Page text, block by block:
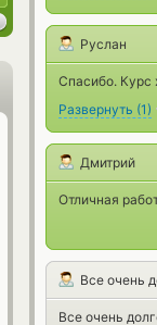
Руслан
Спасибо. Курс
Развернуть (1)
Дмитрий
Отличная
Все очень
Все очень